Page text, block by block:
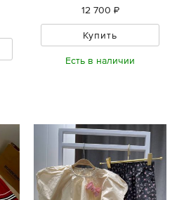
12 700 ₽
Купить
Есть в наличии